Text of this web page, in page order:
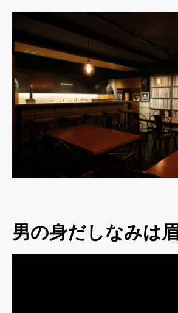
男の身だしなみは